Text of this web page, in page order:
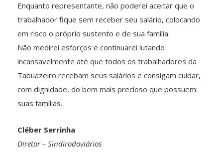
Enquanto representante, não poderei aceitar que o
trabalhador fique sem receber seu salário, colocando
em risco o próprio sustento e de sua família.
Não medirei esforços e continuarei lutando
incansavelmente até que todos os trabalhadores da
Tabuazeiro recebam seus salários e consigam cuidar,
com dignidade, do bem mais precioso que possuem:
suas famílias.
Cléber Serrinha
Diretor – Sindirodoviários